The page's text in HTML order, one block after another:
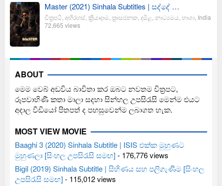
Master (2021) Sinhala Subtitles | සද්දේ …
චිත්‍රපටි අභිරහස් ක්‍රියාදාම ත්‍රාසජනක දමිළ නාට්‍යමය භාශා India
72,665 views
ABOUT
මෙම වෙබ් අඩවිය බාවිතා කර ඔබට නවතම චිත්‍රපට,
රූපවාහිණී කතා මාලා සදහා සින්හල උපසිරැසි මෙන්ම එයට
අදාල වීඩියෝ පිතපත් ද පහසුවෙන්ම ලබාගත හැක.
MOST VIEW MOVIE
Baaghi 3 (2020) Sinhala Subtitle | ISIS එක්ක මුහුණට
මුහුණලා [සිංහල උපසිරැසි සමඟ]- 176,776 views
Bigil (2019) Sinhala Subtitle | සිහිණය සහ පලිගැණීම [සිංහල
උපසිරැසි සමඟ]- 115,012 views